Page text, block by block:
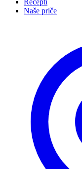
Recepti
Naše priče